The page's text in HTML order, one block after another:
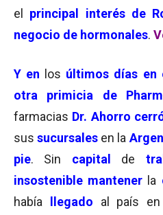
el principal interés de
negocio de hormonales.
Y en los últimos días en
otra primicia de
farmacias Dr. Ahorro
sus sucursales en la
pie. Sin capital de
insostenible mantener la
había
llegado al país